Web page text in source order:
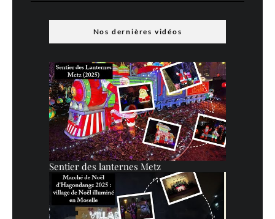
Nos dernières vidéos
Sentier des lanternes Metz